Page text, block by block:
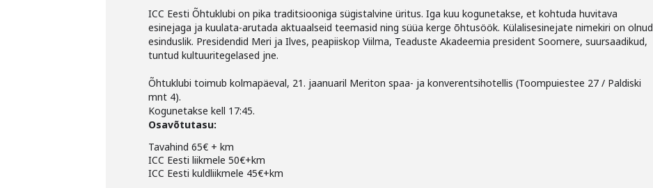
ICC Eesti Õhtuklubi on pika traditsiooniga sügistalvine üritus. Iga kuu kogunetakse, et kohtuda huvitava
esinejaga ja kuulata-arutada aktuaalseid teemasid ning süüa kerge õhtusöök. Külalisesinejate nimekiri on olnud
esinduslik. Presidendid Meri ja Ilves, peapiiskop Viilma, Teaduste Akadeemia president Soomere, suursaadikud,
tuntud kultuuritegelased jne.
Õhtuklubi toimub kolmapäeval, 21. jaanuaril Meriton spaa- ja konverentsihotellis (Toompuiestee 27 / Paldiski
mnt 4).
Kogunetakse kell 17:45.
Osavõtutasu:
Tavahind 65€ + km
ICC Eesti liikmele 50€+km
ICC Eesti kuldliikmele 45€+km